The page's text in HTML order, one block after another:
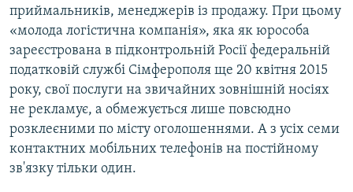
приймальників, менеджерів із продажу. При цьому
«молода логістична компанія», яка як юрособа
зареєстрована в підконтрольній Росії федеральній
податковій службі Сімферополя ще 20 квітня 2015
року, свої послуги на звичайних зовнішній носіях
не рекламує, а обмежується лише повсюдно
розклеєними по місту оголошеннями. А з усіх семи
контактних мобільних телефонів на постійному
зв'язку тільки один.